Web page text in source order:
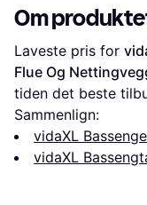
Om
Laveste pris for
Flue Og
tiden det beste
Sammenlign:
vidaXL
vidaXL